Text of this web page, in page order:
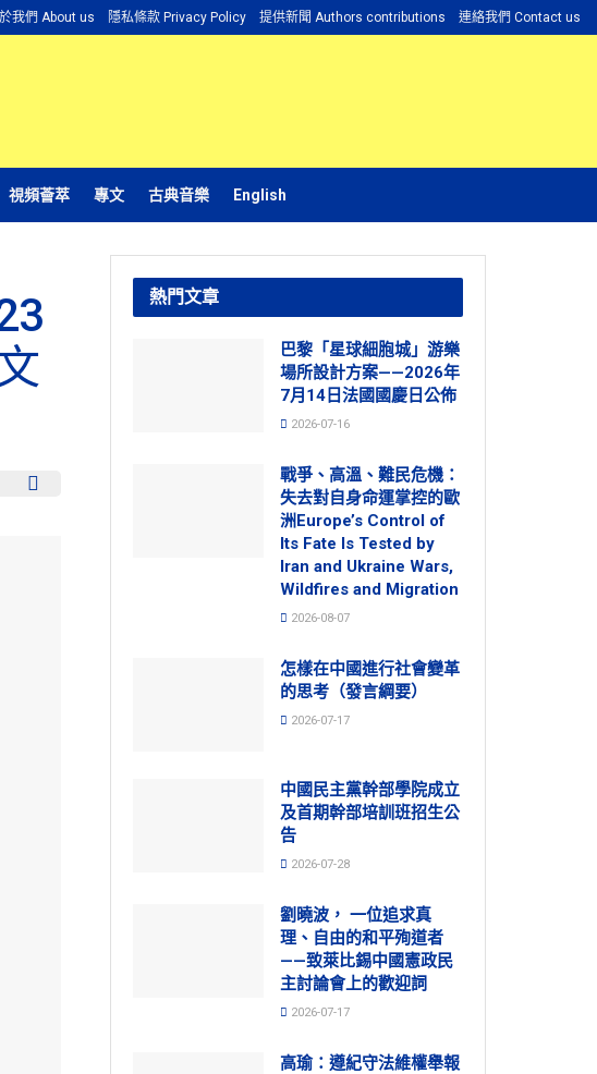
我們 About us 隱私條款 Privacy Policy 提供新聞 Authors contributions 連絡我們 Contact us
視頻薈萃 專文 古典音樂 English
熱門文章
巴黎「星球細胞城」游樂
場所設計方案——2026年
7月14日法國國慶日公佈
2026-07-16
戰爭、高溫、難民危機：
失去對自身命運掌控的歐
洲Europe’s Control of
Its Fate Is Tested by
Iran and Ukraine Wars,
Wildfires and Migration
2026-08-07
怎樣在中國進行社會變革
的思考（發言綱要）
2026-07-17
中國民主黨幹部學院成立
及首期幹部培訓班招生公
告
2026-07-28
劉曉波， 一位追求真
理、自由的和平殉道者
——致萊比錫中國憲政民
主討論會上的歡迎詞
2026-07-17
高瑜：遵紀守法維權舉報